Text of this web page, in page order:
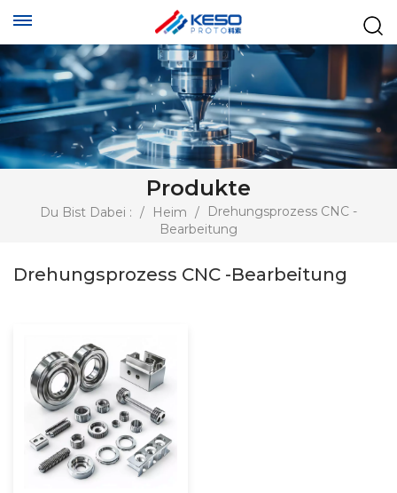
Produkte
Du Bist Dabei : / Heim /
Drehungsprozess CNC -
Bearbeitung
Drehungsprozess CNC -Bearbeitung